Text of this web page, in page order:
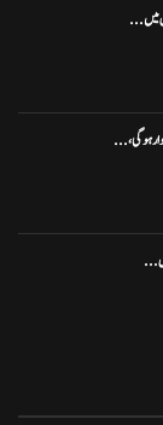
میں...
ہوگی،...